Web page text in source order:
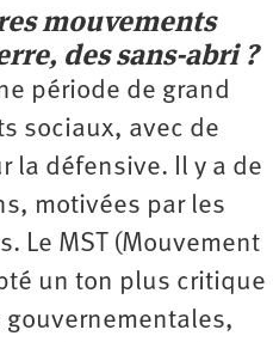
mouvements
des sans-abri ?
période de grand
sociaux, avec de
la défensive. Il y a de
motivées par les
Le MST (Mouvement
un ton plus critique
gouvernementales,